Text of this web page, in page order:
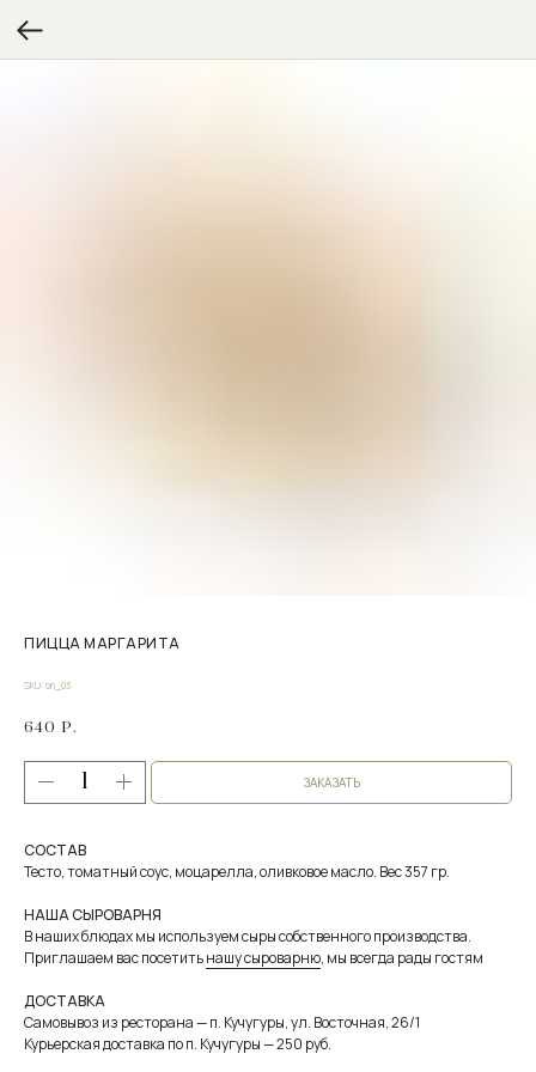
ПИЦЦА МАРГАРИТА
SKU:on_03
640 Р.
ЗАКАЗАТЬ
СОСТАВ
Тесто, томатный соус, моцарелла, оливковое масло. Вес 357 гр.
НАША СЫРОВАРНЯ
В наших блюдах мы используем сыры собственного производства.
Приглашаем вас посетитьнашу сыроварню, мы всегда рады гостям
ДОСТАВКА
Самовывоз из ресторана — п. Кучугуры, ул. Восточная, 26/1
Курьерская доставка по п. Кучугуры — 250 руб.